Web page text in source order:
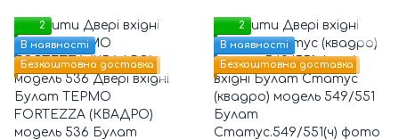
2
В наявності
Безкоштовна доставка
2
В наявності
Безкоштовна доставка